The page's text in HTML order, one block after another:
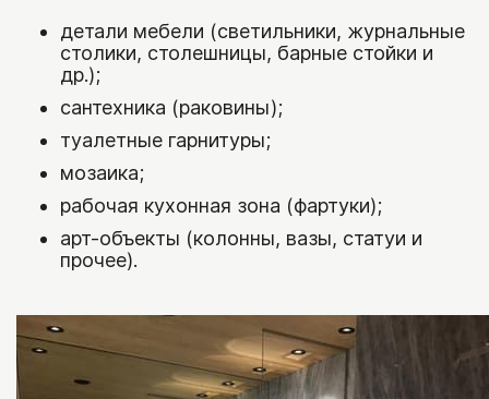
детали мебели (светильники, журнальные
столики, столешницы, барные стойки и
др.);
сантехника (раковины);
туалетные гарнитуры;
мозаика;
рабочая кухонная зона (фартуки);
арт-объекты (колонны, вазы, статуи и
прочее).